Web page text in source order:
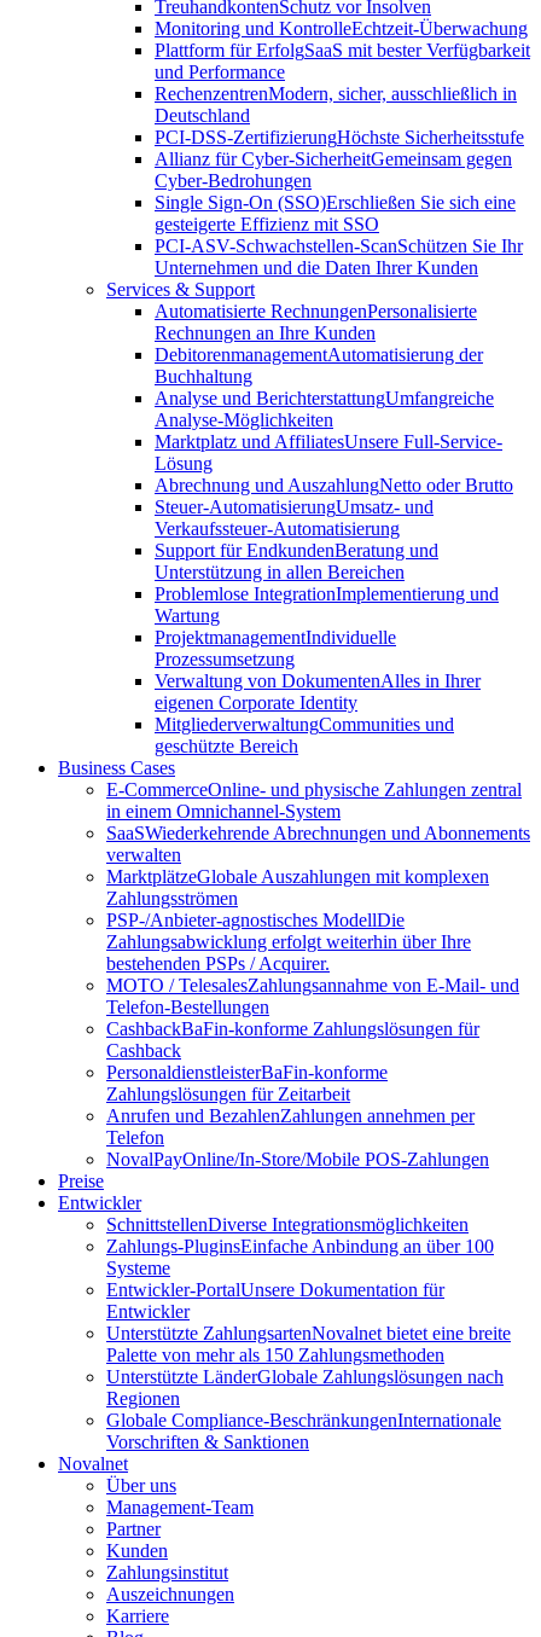
TreuhandkontenSchutz vor Insolven
Monitoring und KontrolleEchtzeit-Überwachung
Plattform für ErfolgSaaS mit bester Verfügbarkeit
und Performance
RechenzentrenModern, sicher, ausschließlich in
Deutschland
PCI-DSS-ZertifizierungHöchste Sicherheitsstufe
Allianz für Cyber-SicherheitGemeinsam gegen
Cyber-Bedrohungen
Single Sign-On (SSO)Erschließen Sie sich eine
gesteigerte Effizienz mit SSO
PCI-ASV-Schwachstellen-ScanSchützen Sie Ihr
Unternehmen und die Daten Ihrer Kunden
Services & Support
Automatisierte RechnungenPersonalisierte
Rechnungen an Ihre Kunden
DebitorenmanagementAutomatisierung der
Buchhaltung
Analyse und BerichterstattungUmfangreiche
Analyse-Möglichkeiten
Marktplatz und AffiliatesUnsere Full-Service-
Lösung
Abrechnung und AuszahlungNetto oder Brutto
Steuer-AutomatisierungUmsatz- und
Verkaufssteuer-Automatisierung
Support für EndkundenBeratung und
Unterstützung in allen Bereichen
Problemlose IntegrationImplementierung und
Wartung
ProjektmanagementIndividuelle
Prozessumsetzung
Verwaltung von DokumentenAlles in Ihrer
eigenen Corporate Identity
MitgliederverwaltungCommunities und
geschützte Bereich
Business Cases
E-CommerceOnline- und physische Zahlungen zentral
in einem Omnichannel-System
SaaSWiederkehrende Abrechnungen und Abonnements
verwalten
MarktplätzeGlobale Auszahlungen mit komplexen
Zahlungsströmen
PSP-/Anbieter‑agnostisches ModellDie
Zahlungsabwicklung erfolgt weiterhin über Ihre
bestehenden PSPs / Acquirer.
MOTO / TelesalesZahlungsannahme von E-Mail- und
Telefon-Bestellungen
CashbackBaFin-konforme Zahlungslösungen für
Cashback
PersonaldienstleisterBaFin-konforme
Zahlungslösungen für Zeitarbeit
Anrufen und BezahlenZahlungen annehmen per
Telefon
NovalPayOnline/In-Store/Mobile POS-Zahlungen
Preise
Entwickler
SchnittstellenDiverse Integrationsmöglichkeiten
Zahlungs-PluginsEinfache Anbindung an über 100
Systeme
Entwickler-PortalUnsere Dokumentation für
Entwickler
Unterstützte ZahlungsartenNovalnet bietet eine breite
Palette von mehr als 150 Zahlungsmethoden
Unterstützte LänderGlobale Zahlungslösungen nach
Regionen
Globale Compliance-BeschränkungenInternationale
Vorschriften & Sanktionen
Novalnet
Über uns
Management-Team
Partner
Kunden
Zahlungsinstitut
Auszeichnungen
Karriere